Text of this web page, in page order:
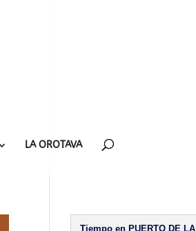
LA OROTAVA
Tiempo en PUERTO DE LA